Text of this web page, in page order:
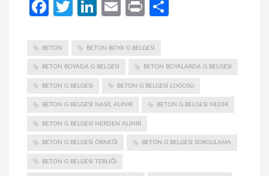
Facebook
Twitter
LinkedIn
Email
Print
BETON BETON BOYA G BELGESI
BETON BOYADA G BELGESI BETON BOYALARDA G BELGESI
BETON G BELGESI BETON G BELGESI LOGOSU
BETON G BELGESI NASIL ALINIR BETON G BELGESI NEDIR
BETON G BELGESI NERDEN ALINIR
BETON G BELGESI ÖRNEĞI BETON G BELGESI SORGULAMA
BETON G BELGESI TEBLIĞI